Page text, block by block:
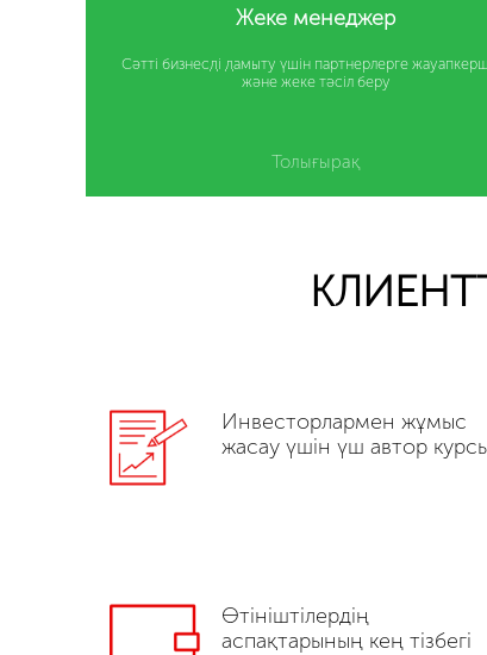
Жеке менеджер
Сәтті бизнесді дамыту үшін партнерлерге
және жеке тәсіл беру
Толығырақ
Инвесторлармен жұмыс
жасау үшін үш автор
Өтініштілердің
аспақтарының кең тізбегі